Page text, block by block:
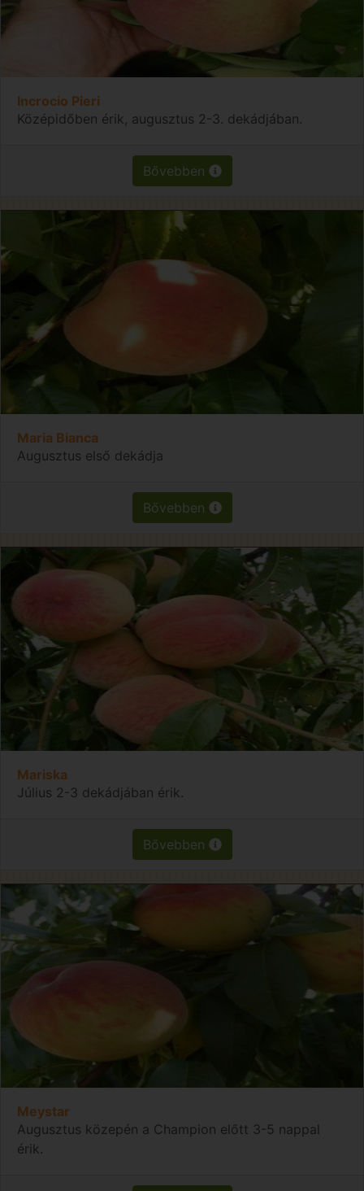
Incrocio Pieri
Középidőben érik, augusztus 2-3. dekádjában.
Bővebben
Maria Bianca
Augusztus első dekádja
Bővebben
Mariska
Július 2-3 dekádjában érik.
Bővebben
Meystar
Augusztus közepén a Champion előtt 3-5 nappal
érik.